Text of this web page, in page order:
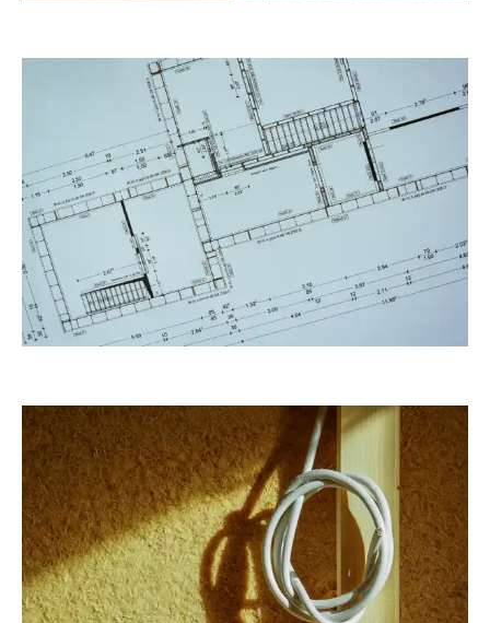
RainerSturm